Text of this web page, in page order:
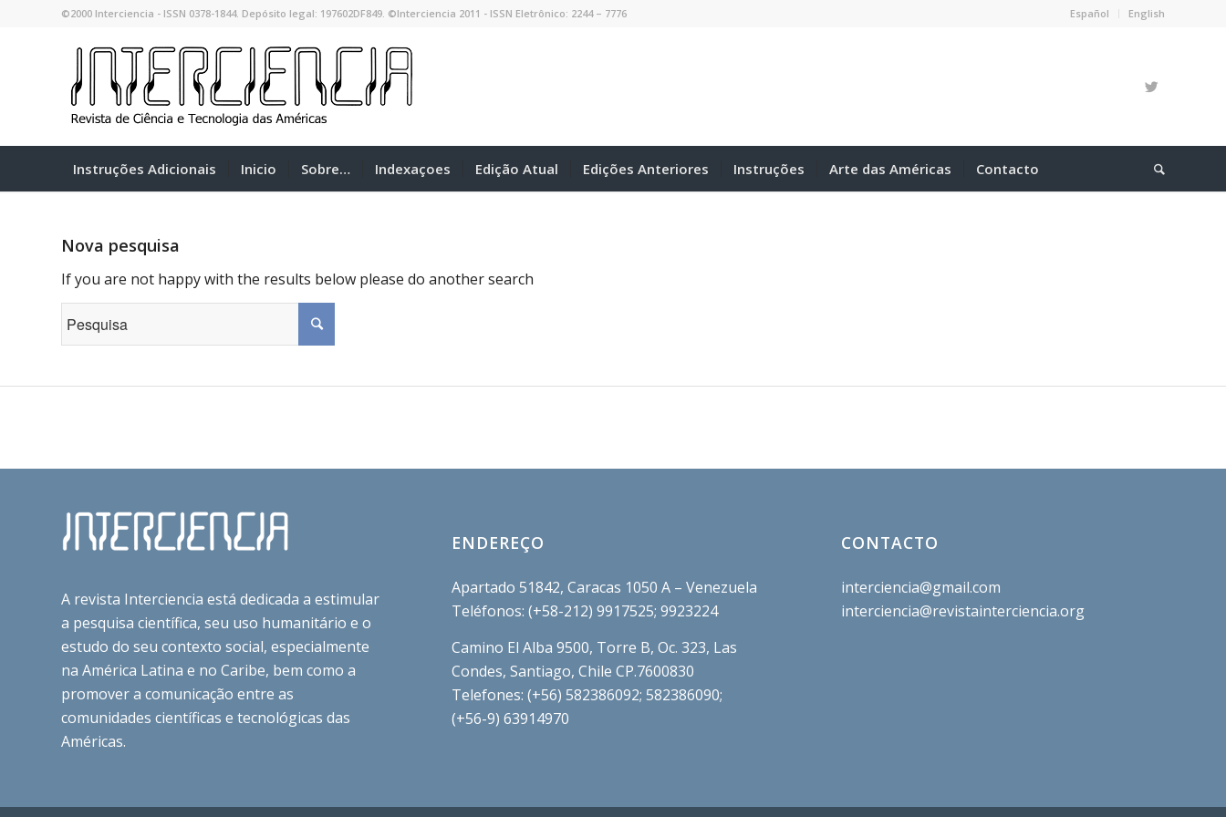
Español English
©2000 Interciencia - ISSN 0378-1844. Depósito legal: 197602DF849. ©Interciencia 2011 - ISSN Eletrônico: 2244 – 7776
Instruções Adicionais Inicio Sobre… Indexaçoes Edição Atual Edições Anteriores Instruções Arte das Américas Contacto
Nova pesquisa
If you are not happy with the results below please do another search
A revista Interciencia está dedicada a estimular
a pesquisa científica, seu uso humanitário e o
estudo do seu contexto social, especialmente
na América Latina e no Caribe, bem como a
promover a comunicação entre as
comunidades científicas e tecnológicas das
Américas.
ENDEREÇO
Apartado 51842, Caracas 1050 A – Venezuela
Teléfonos: (+58-212) 9917525; 9923224
Camino El Alba 9500, Torre B, Oc. 323, Las
Condes, Santiago, Chile CP.7600830
Telefones: (+56) 582386092; 582386090;
(+56-9) 63914970
CONTACTO
interciencia@gmail.com
interciencia@revistainterciencia.org